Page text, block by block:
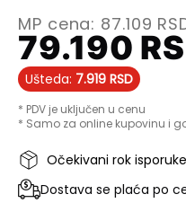
MP cena: 87.109
79.190
Ušteda: 7.919 RSD
* PDV je uključen u cenu
* Samo za online kupovinu i
Očekivani rok
Dostava se plaća po